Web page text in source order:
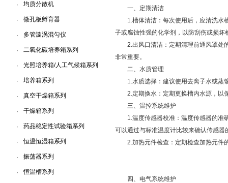
· 均质分散机
· 微孔板孵育器
· 多管漩涡混匀仪
· 二氧化碳培养箱系列
· 光照培养箱/人工气候箱系列
· 培养箱系列
· 真空干燥箱系列
· 干燥箱系列
· 药品稳定性试验箱系列
· 恒温恒湿箱系列
· 振荡器系列
· 恒温槽系列
一、定期清洁
1.槽体清洁：每次使用后，应清洗水槽
子或腐蚀性强的化学剂，以防刮伤或损坏
2.出风口清洁：定期清理前通风罩处的
非常重要。
二、水质管理
1.水质选择：建议使用去离子水或蒸馏
2.定期换水：定期更换槽内水源，以
三、温控系统维护
1.温度传感器校准：温度传感器的准确
可以通过与标准温度计比较来确认传感器
2.加热元件检查：定期检查加热元件的
四、电气系统维护